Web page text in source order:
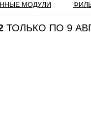
МОДУЛИ
ТОЛЬКО ПО 9